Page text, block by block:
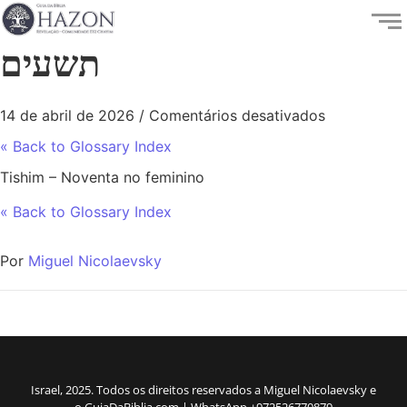
תשעים
14 de abril de 2026 / Comentários desativados
« Back to Glossary Index
Tishim – Noventa no feminino
« Back to Glossary Index
Por Miguel Nicolaevsky
Israel, 2025. Todos os direitos reservados a Miguel Nicolaevsky e